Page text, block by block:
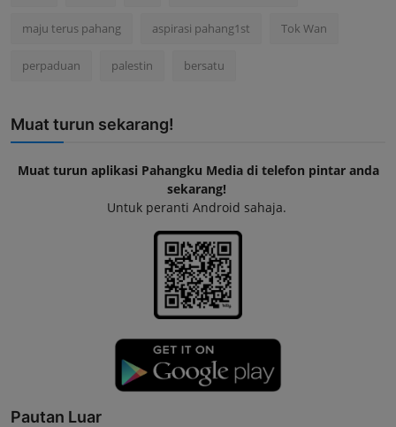
maju terus pahang aspirasi pahang1st Tok Wan
perpaduan palestin bersatu
Muat turun sekarang!
Muat turun aplikasi Pahangku Media di telefon pintar anda
sekarang!
Untuk peranti Android sahaja.
Pautan Luar